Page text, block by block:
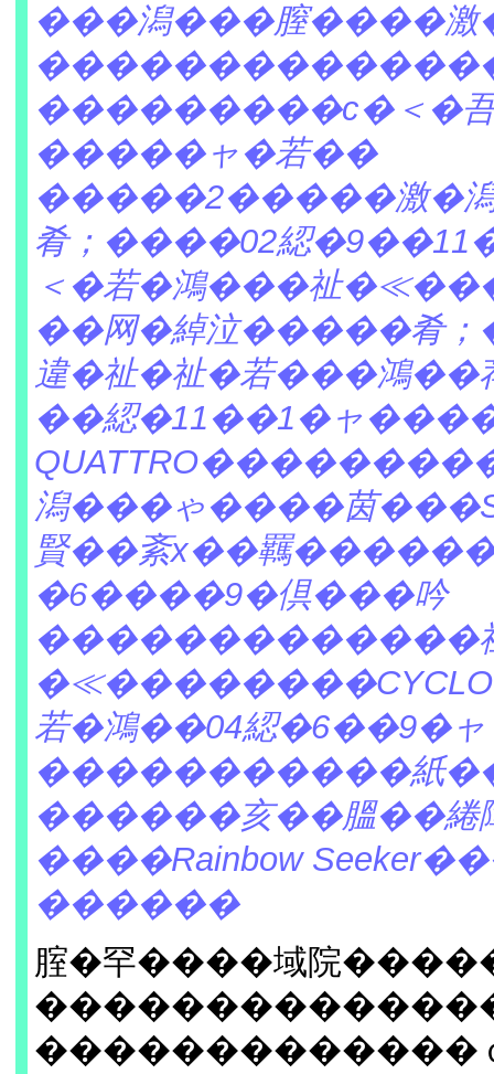
���潟���膣����激
���������с�＜�吾
�����ャ�若��
�����2�����激�
肴；����02綛
＜�若�鴻���祉
��网�綽泣�����肴
違�祉�祉�若���鴻
��綛�11��1�ャ
潟���ゃ����茵
賢��紊х��羈
�6����9�倶���吟
�������������
若�鴻��04綛�6��9�ャ
�����������紙
������亥��膃��綣
����Rainbow
������
腟�罕����域院
�������������